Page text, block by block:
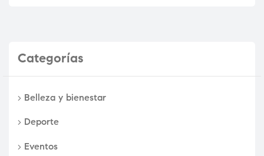
Categorías
Belleza y bienestar
Deporte
Eventos